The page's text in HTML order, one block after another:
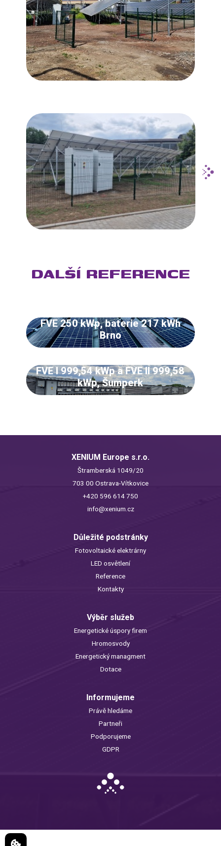
DALŠÍ REFERENCE
FVE 250 kWp, baterie 217 kWh
Brno
FVE I 999,54 kWp a FVE II 999,58
kWp, Šumperk
XENIUM Europe s.r.o.
Štramberská 1049/20
703 00 Ostrava-Vítkovice
+420 596 614 750
info@xenium.cz
Důležité podstránky
Fotovoltaické elektrárny
LED osvětlení
Reference
Kontakty
Výběr služeb
Energetické úspory firem
Hromosvody
Energetický managment
Dotace
Informujeme
Právě hledáme
Partneři
Podporujeme
GDPR